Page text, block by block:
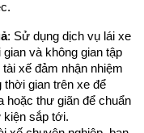
: Sử dụng dịch vụ lái xe
và không gian tập
xế đảm nhận nhiệm
thời gian trên xe để
hoặc thư giãn để chuẩn
kiện sắp tới.